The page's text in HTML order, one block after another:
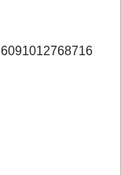
6091012768716